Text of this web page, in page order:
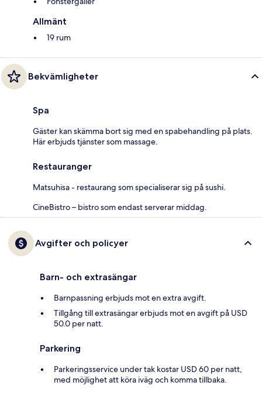
Allmänt
19 rum
Bekvämligheter
Spa
Gäster kan skämma bort sig med en spabehandling på plats.
Här erbjuds tjänster som massage.
Restauranger
Matsuhisa - restaurang som specialiserar sig på sushi.
CineBistro – bistro som endast serverar middag.
Avgifter och policyer
Barn- och extrasängar
Barnpassning erbjuds mot en extra avgift.
Tillgång till extrasängar erbjuds mot en avgift på USD
50.0 per natt.
Parkering
Parkeringsservice under tak kostar USD 60 per natt,
med möjlighet att köra iväg och komma tillbaka.